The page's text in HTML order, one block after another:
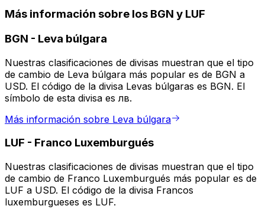
Más información sobre los BGN y LUF
BGN - Leva búlgara
Nuestras clasificaciones de divisas muestran que el tipo
de cambio de Leva búlgara más popular es de BGN a
USD. El código de la divisa Levas búlgaras es BGN. El
símbolo de esta divisa es лв.
Más información sobre Leva búlgara
LUF - Franco Luxemburgués
Nuestras clasificaciones de divisas muestran que el tipo
de cambio de Franco Luxemburgués más popular es de
LUF a USD. El código de la divisa Francos
luxemburgueses es LUF.